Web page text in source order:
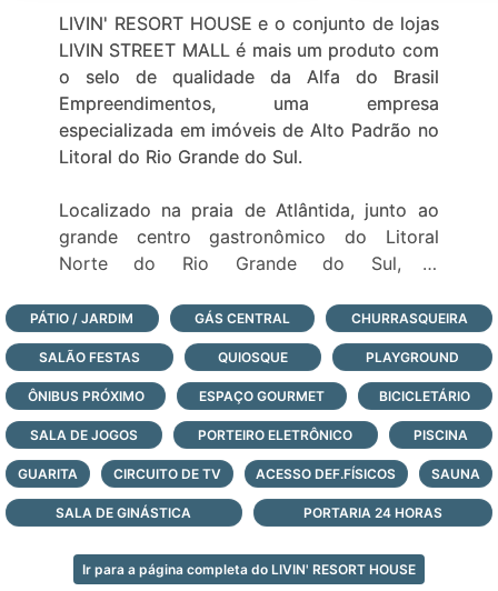
LIVIN' RESORT HOUSE e o conjunto de lojas
LIVIN STREET MALL é mais um produto com
o selo de qualidade da Alfa do Brasil
Empreendimentos, uma empresa
especializada em imóveis de Alto Padrão no
Litoral do Rio Grande do Sul.
Localizado na praia de Atlântida, junto ao
grande centro gastronômico do Litoral
Norte do Rio Grande do Sul, o
apartamentos de 1 e 2 dormitórios que
contam ainda com uma completa
infraestrutura e lazer com 2.500m² com as
seguintes comodidades para seus usuários:
-6 salões de festas
-Espaço Kids ao ar livre
-Espaço Kids fechado
-Academia totalmente equipada
-Quiosque bar da piscina
-Lounge ao ar livre
PÁTIO / JARDIM GÁS CENTRAL CHURRASQUEIRA
SALÃO FESTAS QUIOSQUE PLAYGROUND
ÔNIBUS PRÓXIMO ESPAÇO GOURMET BICICLETÁRIO
SALA DE JOGOS PORTEIRO ELETRÔNICO PISCINA
GUARITA CIRCUITO DE TV ACESSO DEF.FÍSICOS SAUNA
SALA DE GINÁSTICA PORTARIA 24 HORAS
Ir para a página completa do LIVIN' RESORT HOUSE